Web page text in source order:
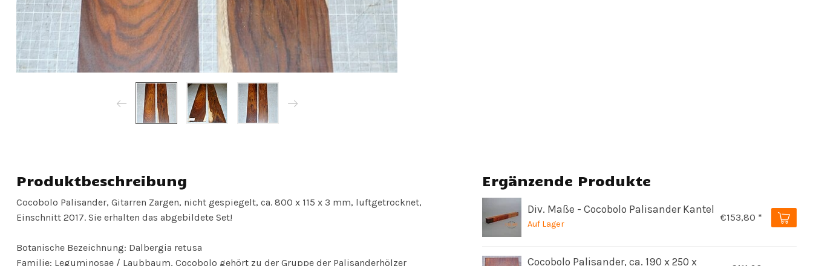
Produktbeschreibung
Cocobolo Palisander, Gitarren Zargen, nicht gespiegelt, ca. 800 x 115 x 3 mm, luftgetrocknet,
Einschnitt 2017. Sie erhalten das abgebildete Set!
Botanische Bezeichnung: Dalbergia retusa
Familie: Leguminosae / Laubbaum, Cocobolo gehört zu der Gruppe der Palisanderhölzer
Ergänzende Produkte
Div. Maße - Cocobolo Palisander Kantel
Auf Lager
€153,80 *
Cocobolo Palisander, ca. 190 x 250 x